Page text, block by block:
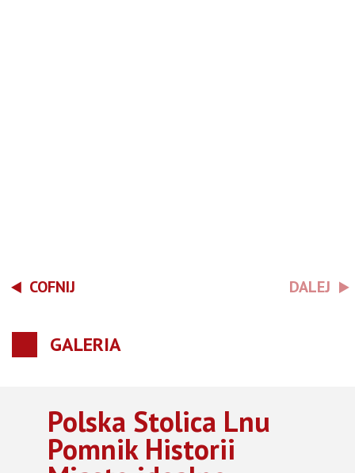
COFNIJ DALEJ
GALERIA
Polska Stolica Lnu
Pomnik Historii